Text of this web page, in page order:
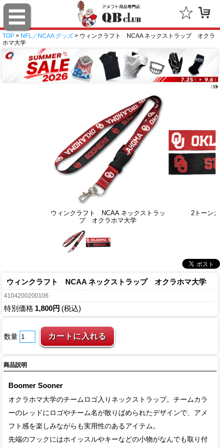
TOP > NFL／NCAA グッズ > ウィンクラフト NCAA ネックストラップ オクラ
ホマ大学
ウィンクラフト NCAA ネックストラッ
プ オクラホマ大学
2トーン
ウィンクラフト NCAA ネックストラップ オクラホマ大学
4104200200106
特別価格 1,800円 (税込)
数量
商品説明
Boomer Sooner
オクラホマ大学のチームロゴ入りネックストラップ。チームカラ
ーのレッドにロゴやチーム名が散りばめられたデザインで、アメ
フト感を楽しみながらも実用性のあるアイテム。
先端のフックにはホイッスルやキーなどの小物がなんでも取り付